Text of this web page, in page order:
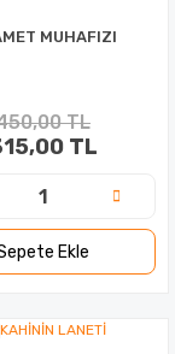
MUHAFIZI
TL
TL
Ekle